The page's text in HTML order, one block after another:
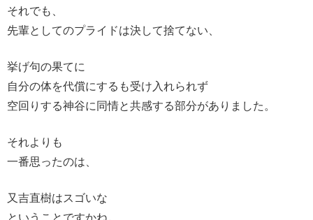
それでも、
先輩としてのプライドは決して捨てない、
挙げ句の果てに
自分の体を代償にするも受け入れられず
空回りする神谷に同情と共感する部分がありました。
それよりも
一番思ったのは、
又吉直樹はスゴいな
ということですかね。